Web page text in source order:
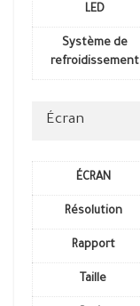
LED
Système de
refroidissement
Écran
ÉCRAN
Résolution
Rapport
Taille